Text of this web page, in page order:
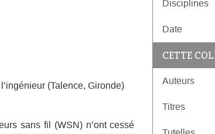
(Talence, Gironde)
sans fil (WSN) n’ont cessé
Disciplines
Date
CETTE
Auteurs
Titres